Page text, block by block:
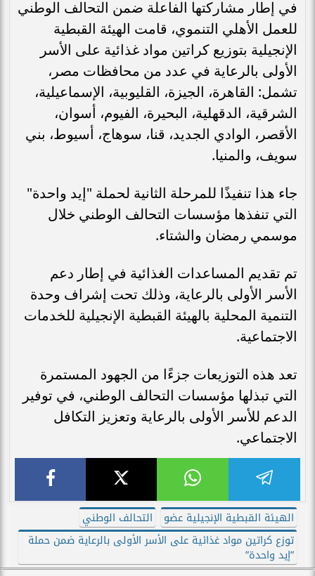
في إطار مشاركتها الفاعلة ضمن التحالف الوطني
للعمل الأهلي التنموي، قامت الهيئة القبطية
الإنجيلية بتوزيع كراتين مواد غذائية على الأسر
الأولى بالرعاية في عدد من محافظات مصر،
تشمل: القاهرة، الجيزة، القليوبية، الإسماعيلية،
الشرقية، الدقهلية، البحيرة، الفيوم، أسوان،
الأقصر، الوادي الجديد، قنا، سوهاج، أسيوط، بني
سويف، والمنيا.
جاء هذا تنفيذًا للمرحلة الثانية لحملة "إيد واحدة"
التي تنفذها مؤسسات التحالف الوطني خلال
موسمي رمضان والشتاء.
تم تقديم المساعدات الغذائية في إطار دعم
الأسر الأولى بالرعاية، وذلك تحت إشراف وحدة
التنمية المحلية بالهيئة القبطية الإنجيلية للخدمات
الاجتماعية.
تعد هذه التوزيعات جزءًا من الجهود المستمرة
التي تبذلها مؤسسات التحالف الوطني، في توفير
الدعم للأسر الأولى بالرعاية وتعزيز التكافل
الاجتماعي.
الهيئة القبطية الإنجيلية عضو
التحالف الوطني
توزع كراتين مواد غذائية على الأسر الأولى بالرعاية ضمن حملة
”إيد واحدة”